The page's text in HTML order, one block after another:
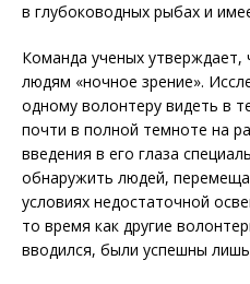
в глубоководных рыбах и
Команда ученых утверждает,
людям «ночное зрение».
одному волонтеру видеть в
почти в полной темноте на
введения в его глаза
обнаружить людей,
условиях недостаточной
то время как другие
вводился, были успешны лишь